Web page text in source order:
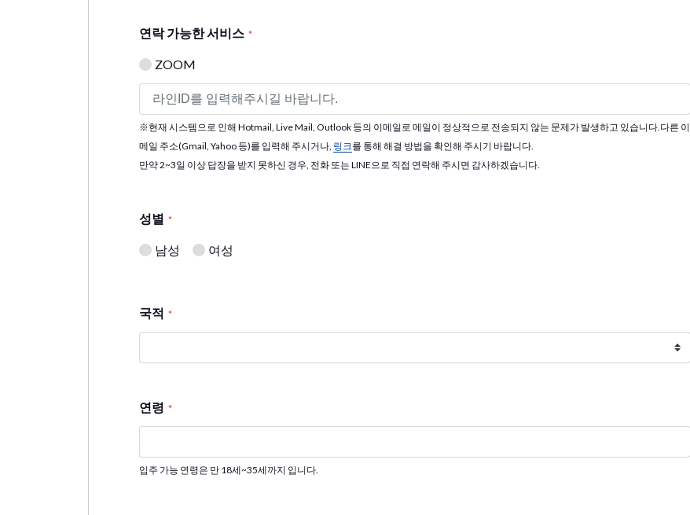
연락 가능한 서비스 *
ZOOM
※현재 시스템으로 인해 Hotmail, Live Mail, Outlook 등의 이메일로 메일이 정상적으로 전송되지 않는 문제가 발생하고 있습니다.다른 이
메일 주소(Gmail, Yahoo 등)를 입력해 주시거나, 링크를 통해 해결 방법을 확인해 주시기 바랍니다.
만약 2~3일 이상 답장을 받지 못하신 경우, 전화 또는 LINE으로 직접 연락해 주시면 감사하겠습니다.
성별 *
남성 여성
국적 *
연령 *
입주 가능 연령은 만 18세~35세까지 입니다.